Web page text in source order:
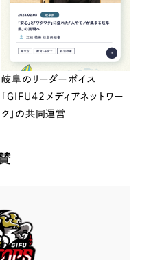
岐阜のリーダーボイス
「GIFU42メディアネットワー
ク」の共同運営